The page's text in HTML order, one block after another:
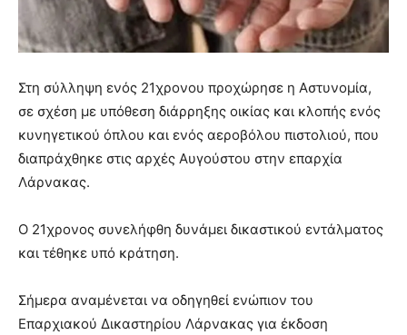
Στη σύλληψη ενός 21χρονου προχώρησε η Αστυνομία,
σε σχέση με υπόθεση διάρρηξης οικίας και κλοπής ενός
κυνηγετικού όπλου και ενός αεροβόλου πιστολιού, που
διαπράχθηκε στις αρχές Αυγούστου στην επαρχία
Λάρνακας.
Ο 21χρονος συνελήφθη δυνάμει δικαστικού εντάλματος
και τέθηκε υπό κράτηση.
Σήμερα αναμένεται να οδηγηθεί ενώπιον του
Επαρχιακού Δικαστηρίου Λάρνακας για έκδοση